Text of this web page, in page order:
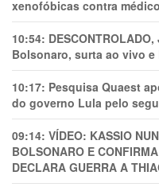
xenofóbicas contra
10:54:
Bolsonaro, surta ao vivo e
10:17: Pesquisa Quaest
do governo Lula pelo
09:14: VÍDEO: KASSIO
BOLSONARO E
DECLARA GUERRA A